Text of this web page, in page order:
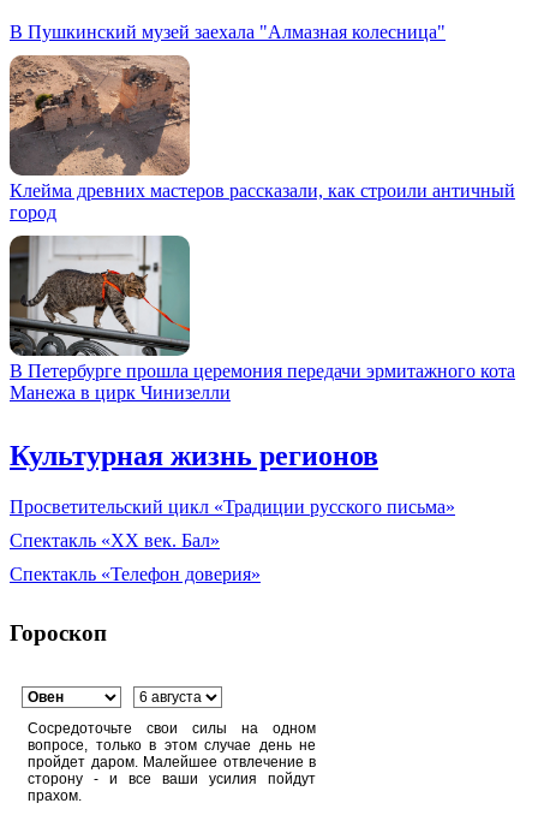
В Пушкинский музей заехала "Алмазная колесница"
Клейма древних мастеров рассказали, как строили античный
город
В Петербурге прошла церемония передачи эрмитажного кота
Манежа в цирк Чинизелли
Культурная жизнь регионов
Просветительский цикл «Традиции русского письма»
Спектакль «XX век. Бал»
Спектакль «Телефон доверия»
Гороскоп
Сосредоточьте свои силы на одном
вопросе, только в этом случае день не
пройдет даром. Малейшее отвлечение в
сторону - и все ваши усилия пойдут
прахом.